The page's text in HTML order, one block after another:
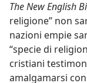
The New English
religione” non
nazioni empie
“specie di
cristiani
amalgamarsi